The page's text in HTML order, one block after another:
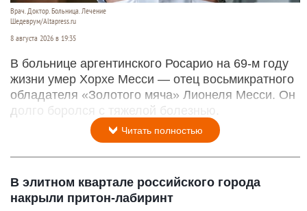
Врач. Доктор. Больница. Лечение
Шедеврум/Altapress.ru
8 августа 2026 в 19:35
В больнице аргентинского Росарио на 69-м году
жизни умер Хорхе Месси — отец восьмикратного
обладателя «Золотого мяча» Лионеля Месси. Он
долго боролся с тяжелой болезнью.
Читать полностью
В элитном квартале российского города
накрыли притон-лабиринт